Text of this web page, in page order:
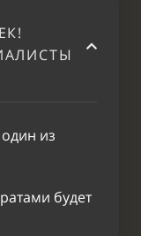
из
будет